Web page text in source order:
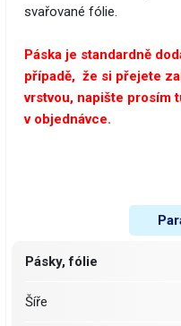
svařované fólie.
Páska je standardně
případě, že si přejete
vrstvou, napište prosím
v objednávce.
Pásky, fólie
Šíře